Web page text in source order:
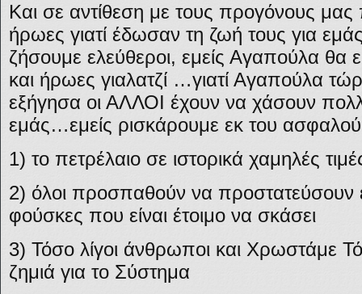
Και σε αντίθεση με τους προγόνους μας
ήρωες γιατί έδωσαν τη ζωή τους για
ζήσουμε ελεύθεροι, εμείς Αγαπούλα θα
και ήρωες γιαλατζί …γιατί Αγαπούλα
εξήγησα οι ΑΛΛΟΙ έχουν να χάσουν
εμάς…εμείς ρισκάρουμε εκ του
1) το πετρέλαιο σε ιστορικά χαμηλές
2) όλοι προσπαθούν να
φούσκες που είναι έτοιμο να σκάσει
3) Τόσο λίγοι άνθρωποι και Χρωστάμε
ζημιά για το Σύστημα